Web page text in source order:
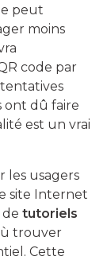
peut
moins
code par
ont dû faire
est un vrai
les usagers
site Internet
de tutoriels
trouver
Cette